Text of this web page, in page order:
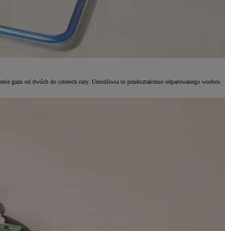
gazu od dwóch do czterech razy. Umożliwia to przekształcenie odparowanego wodoru